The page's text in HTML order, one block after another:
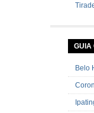
GUIA
Belo